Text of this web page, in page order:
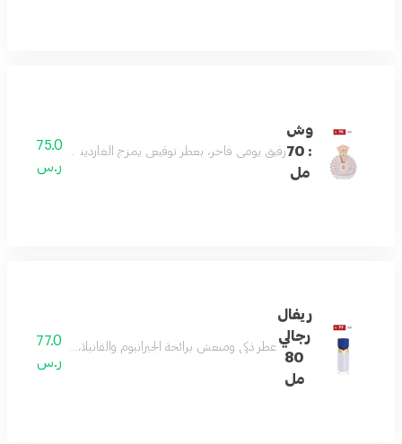
وش
: 70
مل
رفيق يومي فاخر، بعطر توقيعي يمزج الغاردينيا واليوسفي
75.0
ر.س
ريفال
رجالي
80
مل
عطر ذكي ومنعش برائحة الجيرانيوم والفانيلا، مع
77.0
ر.س